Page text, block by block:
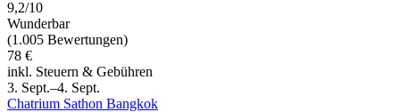
9,2/10
Wunderbar
(1.005 Bewertungen)
78 €
inkl. Steuern & Gebühren
3. Sept.–4. Sept.
Chatrium Sathon Bangkok